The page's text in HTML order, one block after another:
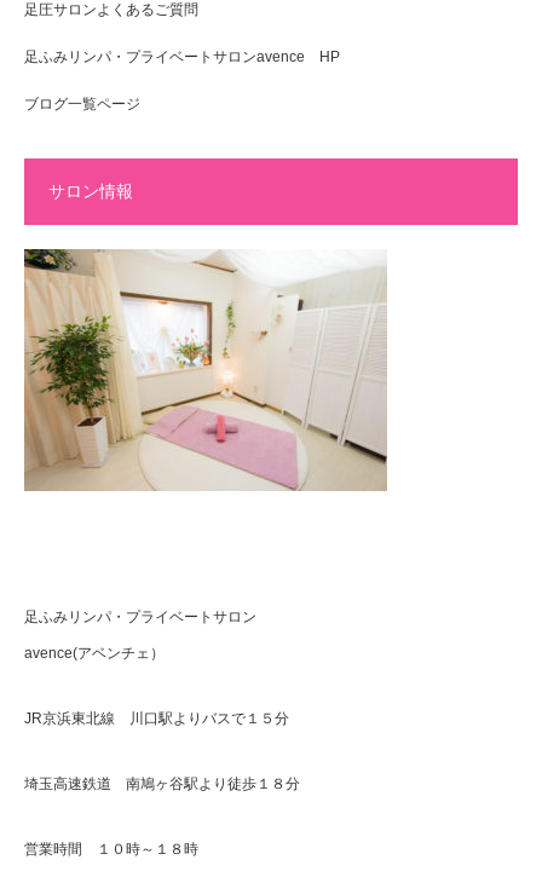
足圧サロンよくあるご質問
足ふみリンパ・プライベートサロンavence HP
ブログ一覧ページ
サロン情報
足ふみリンパ・プライベートサロン
avence(アベンチェ）
JR京浜東北線 川口駅よりバスで１５分
埼玉高速鉄道 南鳩ヶ谷駅より徒歩１８分
営業時間 １０時～１８時